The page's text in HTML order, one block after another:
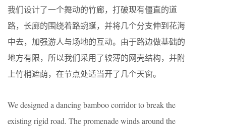
我们设计了一个舞动的竹廊，打破现有僵直的道
路，长廊的围绕着路蜿蜒，并将几个分支伸到花海
中去，加强游人与场地的互动。由于路边做基础的
地方有限，所以我们采用了较薄的网壳结构，并附
上竹梢遮荫，在节点处适当开了几个天窗。
We designed a dancing bamboo corridor to break the
existing rigid road. The promenade winds around the